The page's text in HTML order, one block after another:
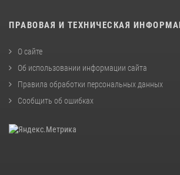
ПРАВОВАЯ И ТЕХНИЧЕСКАЯ
О сайте
Об использовании информации сайта
Правила обработки персональных данных
Сообщить об ошибках